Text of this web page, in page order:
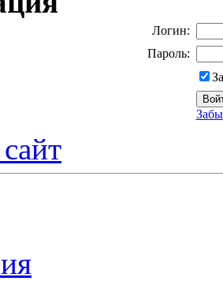
Логин:
Пароль: